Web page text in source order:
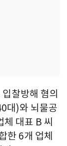
찰방해 혐의
대)와 뇌물공
대표 B 씨
한 6개 업체